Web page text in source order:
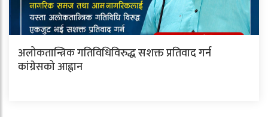
अलोकतान्त्रिक गतिविधिविरुद्ध सशक्त प्रतिवाद गर्न
कांग्रेसको आह्वान